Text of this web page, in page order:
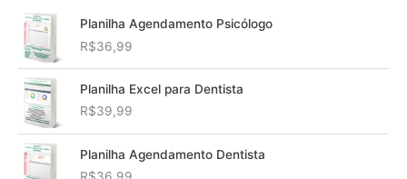
Planilha Agendamento Psicólogo
R$36,99
Planilha Excel para Dentista
R$39,99
Planilha Agendamento Dentista